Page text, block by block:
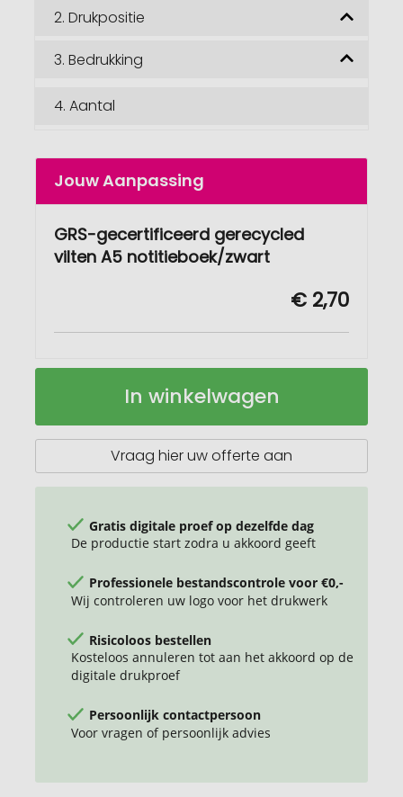
2. Drukpositie
3. Bedrukking
4. Aantal
Jouw Aanpassing
GRS-gecertificeerd gerecycled
vilten A5 notitieboek/zwart
€ 2,70
GRS-
vilten
Op
In winkelwagen
Vraag hier uw offerte aan
Gratis digitale proef op dezelfde dag
De productie start zodra u akkoord geeft
Professionele bestandscontrole voor €0,-
Wij controleren uw logo voor het drukwerk
Risicoloos bestellen
Kosteloos annuleren tot aan het akkoord op de
digitale drukproef
Persoonlijk contactpersoon
Voor vragen of persoonlijk advies